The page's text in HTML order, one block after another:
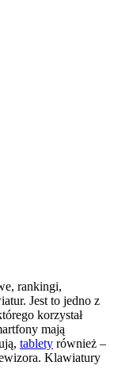
rankingi,
Jest to jedno z
korzystał
mają
tablety również –
Klawiatury